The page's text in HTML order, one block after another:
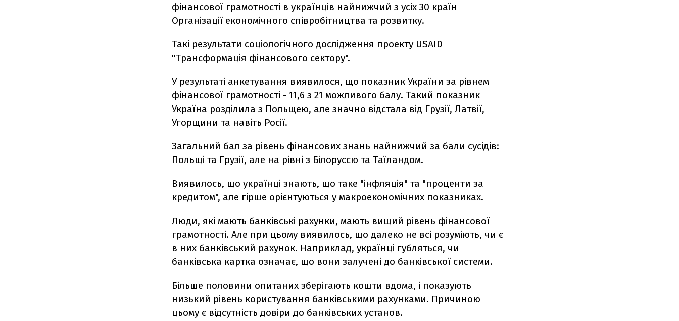
фінансової грамотності в українців найнижчий з усіх 30 країн
Організації економічного співробітництва та розвитку.
Такі результати соціологічного дослідження проекту USAID
"Трансформація фінансового сектору".
У результаті анкетування виявилося, що показник України за рівнем
фінансової грамотності - 11,6 з 21 можливого балу. Такий показник
Україна розділила з Польщею, але значно відстала від Грузії, Латвії,
Угорщини та навіть Росії.
Загальний бал за рівень фінансових знань найнижчий за бали сусідів:
Польщі та Грузії, але на рівні з Білоруссю та Таїландом.
Виявилось, що українці знають, що таке "інфляція" та "проценти за
кредитом", але гірше орієнтуються у макроекономічних показниках.
Люди, які мають банківські рахунки, мають вищий рівень фінансової
грамотності. Але при цьому виявилось, що далеко не всі розуміють, чи є
в них банківський рахунок. Наприклад, українці губляться, чи
банківська картка означає, що вони залучені до банківської системи.
Більше половини опитаних зберігають кошти вдома, і показують
низький рівень користування банківськими рахунками. Причиною
цьому є відсутність довіри до банківських установ.